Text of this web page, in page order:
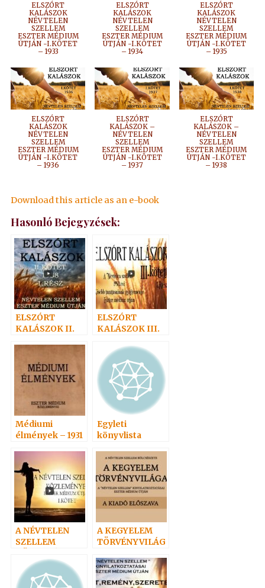
ELSZÓRT
KALÁSZOK
NÉVTELEN
SZELLEM
ESZTER MÉDIUM
ÚTJÁN -I.KÖTET
– 1933
ELSZÓRT
KALÁSZOK
NÉVTELEN
SZELLEM
ESZTER MÉDIUM
ÚTJÁN -I.KÖTET
– 1934
ELSZÓRT
KALÁSZOK
NÉVTELEN
SZELLEM
ESZTER MÉDIUM
ÚTJÁN -I.KÖTET
– 1935
ELSZÓRT
KALÁSZOK
NÉVTELEN
SZELLEM
ESZTER MÉDIUM
ÚTJÁN -I.KÖTET
– 1936
ELSZÓRT
KALÁSZOK –
NÉVTELEN
SZELLEM
ESZTER MÉDIUM
ÚTJÁN -I.KÖTET
– 1937
ELSZÓRT
KALÁSZOK –
NÉVTELEN
SZELLEM
ESZTER MÉDIUM
ÚTJÁN -I.KÖTET
– 1938
Download this article as an e-book
Hasonló Bejegyzések:
ELSZÓRT
KALÁSZOK II.
ELSZÓRT
KALÁSZOK III.
Médiumi
élmények – 1931
Egyleti
könyvlista
A NÉVTELEN
SZELLEM
A KEGYELEM
TÖRVÉNYVILÁG